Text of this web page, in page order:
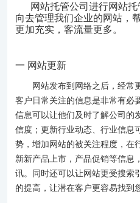
网站托管公司进行网站
向去管理我们企业的网站，
更加充实，客流量更多。
一 网站更新
网站发布到网络之后，经常
客户日常关注的信息是非常有必
信息可以让他们及时了解公司的
信度；更新行业动态、行业信息
势，增加网站的被关注程度，在
新新产品上市，产品促销等信息
讯。同时还可以让网站更受搜索
的提高，让潜在客户更容易找到您